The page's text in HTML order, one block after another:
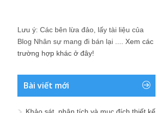
Lưu ý: Các bên lừa đảo, lấy tài liệu của
Blog Nhân sự mang đi bán lại .... Xem các
trường hợp khác ở đây!
Bài viết mới